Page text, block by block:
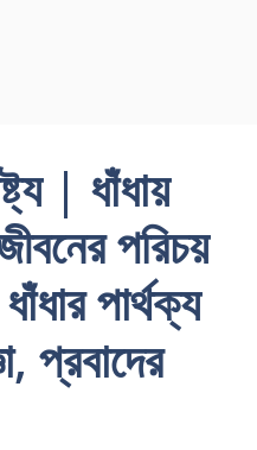
| ধাঁধায়
পরিচয়
পার্থক্য
প্রবাদের